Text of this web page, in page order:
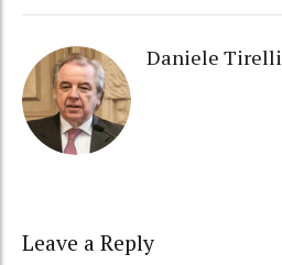
Daniele Tirelli
Leave a Reply